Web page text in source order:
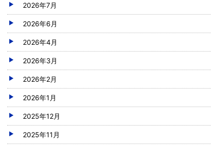
2026年7月
2026年6月
2026年4月
2026年3月
2026年2月
2026年1月
2025年12月
2025年11月